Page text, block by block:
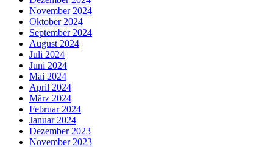
November 2024
Oktober 2024
September 2024
August 2024
Juli 2024
Juni 2024
Mai 2024
April 2024
März 2024
Februar 2024
Januar 2024
Dezember 2023
November 2023